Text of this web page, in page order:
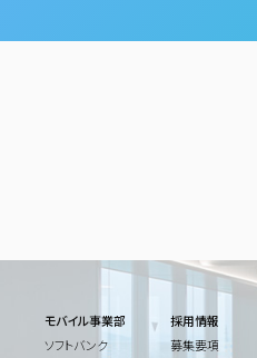
モバイル事業部
ソフトバンク
採用情報
募集要項